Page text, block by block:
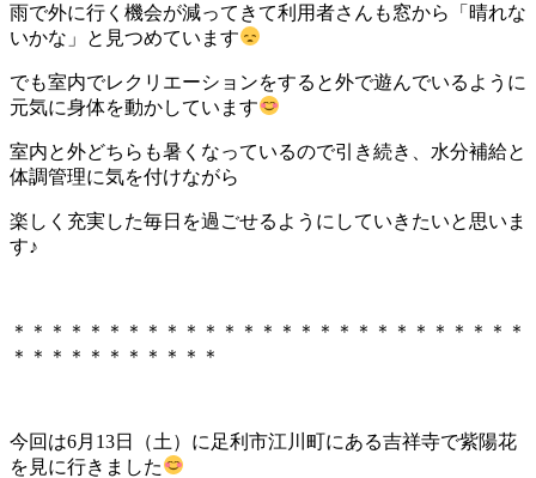
雨で外に行く機会が減ってきて利用者さんも窓から「晴れな
いかな」と見つめています
でも室内でレクリエーションをすると外で遊んでいるように
元気に身体を動かしています
室内と外どちらも暑くなっているので引き続き、水分補給と
体調管理に気を付けながら
楽しく充実した毎日を過ごせるようにしていきたいと思いま
す♪
＊＊＊＊＊＊＊＊＊＊＊＊＊＊＊＊＊＊＊＊＊＊＊＊＊＊＊
＊＊＊＊＊＊＊＊＊＊＊
今回は6月13日（土）に足利市江川町にある吉祥寺で紫陽花
を見に行きました